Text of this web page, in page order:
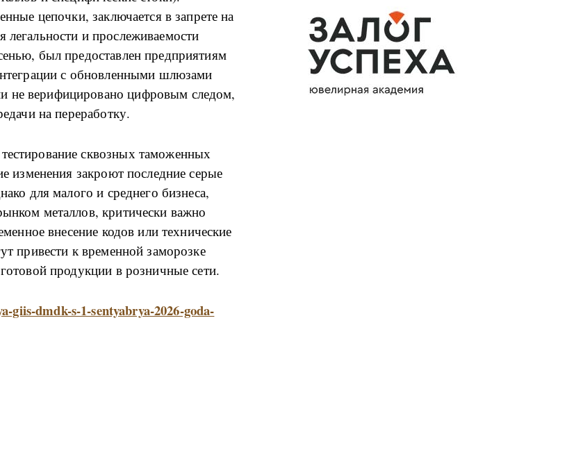
цепочки, заключается в запрете на
и прослеживаемости
был предоставлен предприятиям
с обновленными шлюзами
верифицировано цифровым следом,
на переработку.
сквозных таможенных
изменения закроют последние серые
для малого и среднего бизнеса,
металлов, критически важно
внесение кодов или технические
привести к временной заморозке
продукции в розничные сети.
giis-dmdk-s-1-sentyabrya-2026-goda-